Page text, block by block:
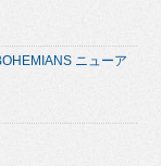
ニューア